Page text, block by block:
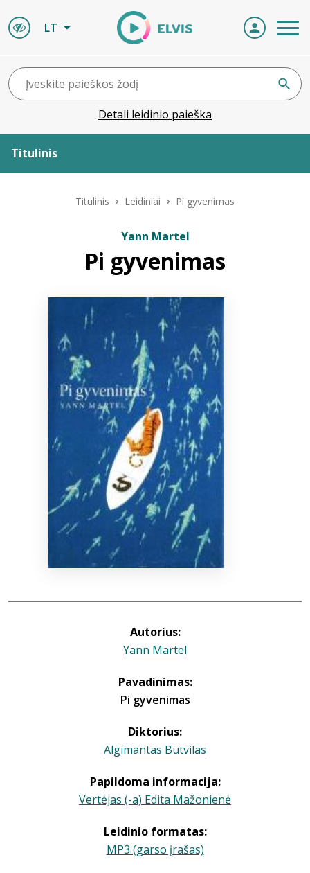
LT
Detali leidinio paieška
Titulinis
ELVIS atvyksta
Bibliotekoms
+370 667 80 541
info@elvislab.lt
Titulinis Leidiniai Pi gyvenimas
Yann Martel
Pi gyvenimas
Autorius:
Yann Martel
Pavadinimas:
Pi gyvenimas
Diktorius:
Algimantas Butvilas
Papildoma informacija:
Vertėjas (-a) Edita Mažonienė
Leidinio formatas:
MP3 (garso įrašas)